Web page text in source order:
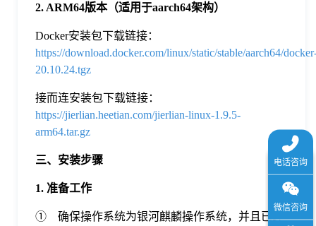
2. ARM64版本（适用于aarch64架构）
Docker安装包下载链接：
https://download.docker.com/linux/static/stable/aarch64/
20.10.24.tgz
接而连安装包下载链接：
https://jierlian.heetian.com/jierlian-linux-1.9.5-
arm64.tar.gz
三、安装步骤
1. 准备工作
① 确保操作系统为银河麒麟操作系统，并且已经